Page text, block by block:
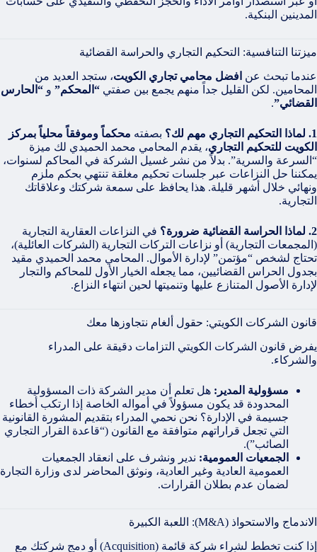
المدينين البنكية.
ميزتنا التنافسية: التحكيم التجاري والحراسة القضائية
عندما تبحث عن افضل محامي تجاري الكويت، ستجد العديد من
المحامين. لكن القليل جداً منهم يجمع بين صفتي “المحكم” و “الحارس
القضائي”.
1. لماذا التحكيم التجاري مهم لك؟ بصفته محكماً وموفقاً محلياً بمركز
الكويت للتحكيم التجاري، يقدم المحامي محمد الحميدي لك ميزة
“السرعة والسرية”. بدلاً من نشر غسيل الشركة في المحاكم لسنوات،
يمكننا حل النزاعات عبر جلسات تحكيم مغلقة تنتهي بحكم ملزم
ونهائي خلال أشهر قليلة. هذا يحافظ على سمعة شركتك وعلاقاتك
التجارية.
2. لماذا الحراسة القضائية ضرورة؟
في النزاعات العقارية التجارية
(المجمعات التجارية) أو نزاعات التركات التجارية (الشركات العائلية)،
تحتاج لشخص “مؤتمن” لإدارة الأموال. المحامي محمد الحميدي مقيد
بجدول الحراس القضائيين، مما يجعله الخيار الأول للمحاكم والتجار
لإدارة الأصول المتنازع عليها وتنميتها لحين انتهاء النزاع.
قانون الشركات الكويتي: حقول ألغام نتجاوزها معك
يفرض قانون الشركات الكويتي التزامات دقيقة على المدراء
والشركاء.
مسؤولية المدير: هل تعلم أن مدير الشركة ذات المسؤولية
المحدودة قد يكون مسؤولاً في أمواله الخاصة إذا ارتكب أخطاء
جسيمة في الإدارة؟ نحن نحمي المدراء بتقديم المشورة القانونية
التي تجعل قراراتهم متوافقة مع القانون (“قاعدة القرار التجاري
الصائب”).
الجمعيات العمومية: ندير ونشرف على انعقاد الجمعيات
العمومية العادية وغير العادية، ونوثق المحاضر لدى وزارة التجارة
لضمان عدم بطلان القرارات.
الاندماج والاستحواذ (M&A): اللعبة الكبيرة
إذا كنت تخطط لشراء شركة قائمة (Acquisition) أو دمج شركتك مع